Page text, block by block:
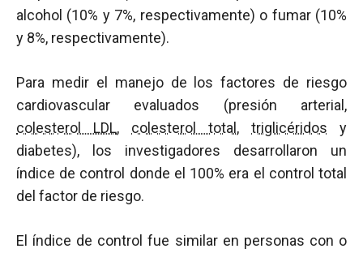
alcohol (10% y 7%, respectivamente) o fumar (10%
y 8%, respectivamente).
Para medir el manejo de los factores de riesgo
cardiovascular evaluados (presión arterial,
colesterol LDL, colesterol total , triglicéridos y
diabetes), los investigadores desarrollaron un
índice de control donde el 100% era el control total
del factor de riesgo.
El índice de control fue similar en personas con o